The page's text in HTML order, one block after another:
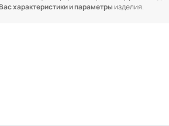
характеристики и параметрыизделия.